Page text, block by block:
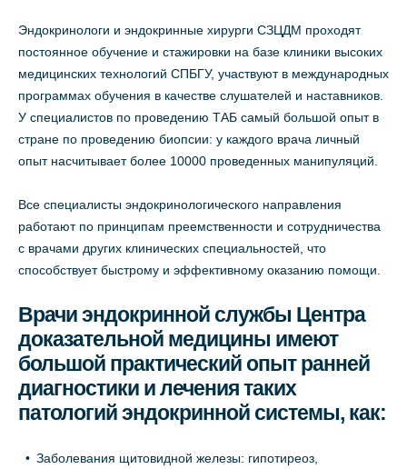
Эндокринологи и эндокринные хирурги СЗЦДМ проходят
постоянное обучение и стажировки на базе клиники высоких
медицинских технологий СПБГУ, участвуют в международных
программах обучения в качестве слушателей и наставников.
У специалистов по проведению ТАБ самый большой опыт в
стране по проведению биопсии: у каждого врача личный
опыт насчитывает более 10000 проведенных манипуляций.
Все специалисты эндокринологического направления
работают по принципам преемственности и сотрудничества
с врачами других клинических специальностей, что
способствует быстрому и эффективному оказанию помощи.
Врачи эндокринной службы Центра
доказательной медицины имеют
большой практический опыт ранней
диагностики и лечения таких
патологий эндокринной системы, как:
Заболевания щитовидной железы: гипотиреоз,